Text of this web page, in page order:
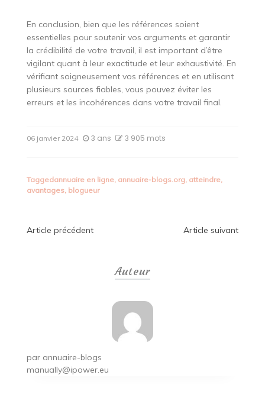
En conclusion, bien que les références soient
essentielles pour soutenir vos arguments et garantir
la crédibilité de votre travail, il est important d’être
vigilant quant à leur exactitude et leur exhaustivité. En
vérifiant soigneusement vos références et en utilisant
plusieurs sources fiables, vous pouvez éviter les
erreurs et les incohérences dans votre travail final.
06 janvier 2024 3 ans 3 905 mots
Taggedannuaire en ligne, annuaire-blogs.org, atteindre,
avantages, blogueur
Navigation
Article précédent Article suivant
Auteur
par annuaire-blogs
manually@ipower.eu